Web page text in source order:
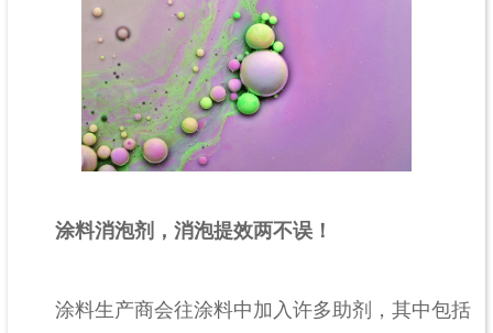
涂料消泡剂，消泡提效两不误！
涂料生产商会往涂料中加入许多助剂，其中包括